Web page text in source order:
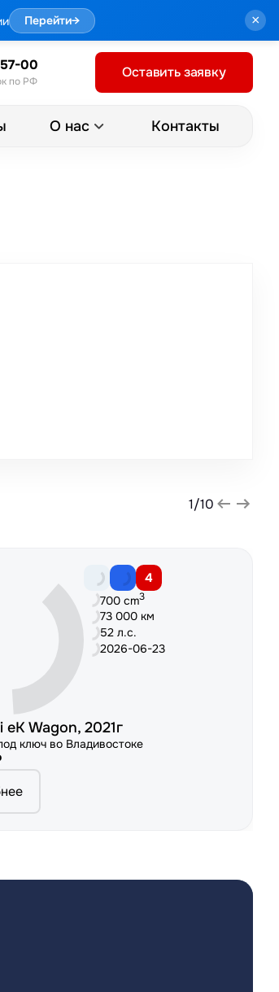
Перейти→ ×
00
по РФ
Оставить заявку
О нас Контакты
1/10
4
700 cm3
73 000 км
52 л.с.
2026-06-23
eK Wagon, 2021г
ключ во Владивостоке